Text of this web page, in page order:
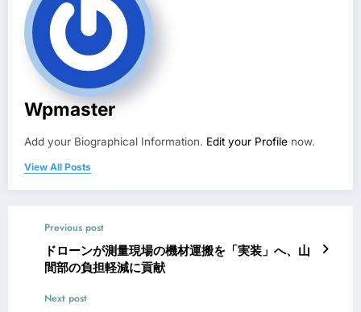
Wpmaster
Add your Biographical Information. Edit your Profile now.
View All Posts
Previous post
ドローンが測量現場の機材運搬を「実装」へ、山
間部の負担軽減に貢献
Next post